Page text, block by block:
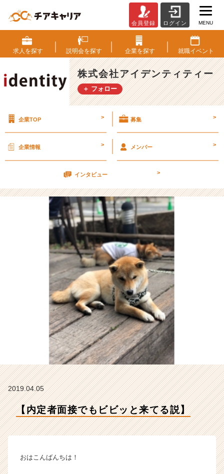
定
者
面
接
で
も
と
る
説】
式
会
社
ア
イ
デ
ン
テ
ィ
テ
ィ
ー
の
タ
イ
ム
ラ
ベ
ン
ャ
会員登録 ログイン MENU
求人を探す 説明会を探す 企業を探す 就職イベント
株式会社アイデンティティー
＋ フォロー
企業TOP > 募集 >
企業情報 > メンバー >
インタビュー >
2019.04.05
【内定者面接でもビビッと来てる説】
おはこんばんちは！